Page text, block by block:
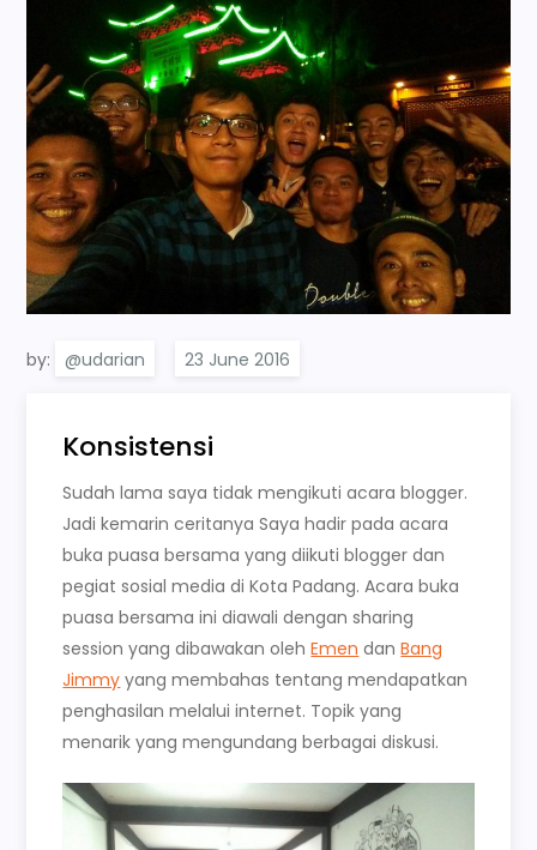
by: @udarian
Konsistensi
Sudah lama saya tidak mengikuti acara blogger.
Jadi kemarin ceritanya Saya hadir pada acara
buka puasa bersama yang diikuti blogger dan
pegiat sosial media di Kota Padang. Acara buka
puasa bersama ini diawali dengan sharing
session yang dibawakan olehEmen danBang
Jimmy yang membahas tentang mendapatkan
penghasilan melalui internet. Topik yang
menarik yang mengundang berbagai diskusi.